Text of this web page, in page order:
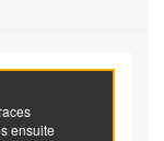
ensuite